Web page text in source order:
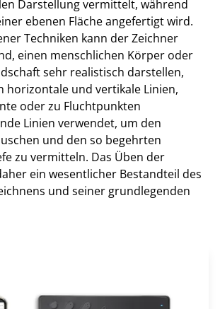
Darstellung vermittelt, während
ebenen Fläche angefertigt wird.
Techniken kann der Zeichner
einen menschlichen Körper oder
sehr realistisch darstellen,
horizontale und vertikale Linien,
oder zu Fluchtpunkten
Linien verwendet, um den
und den so begehrten
zu vermitteln. Das Üben der
ein wesentlicher Bestandteil des
und seiner grundlegenden